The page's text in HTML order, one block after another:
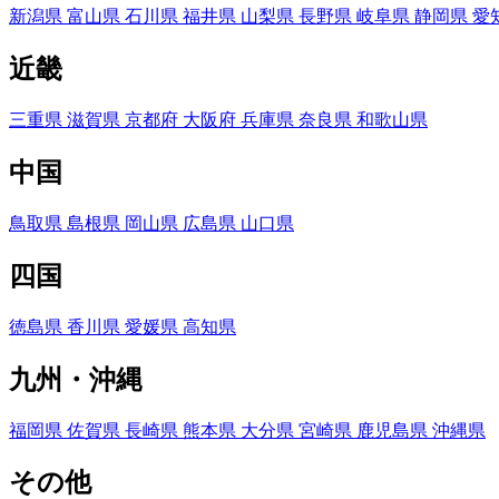
新潟県 富山県 石川県 福井県 山梨県 長野県 岐阜県 静岡県 愛
近畿
三重県 滋賀県 京都府 大阪府 兵庫県 奈良県 和歌山県
中国
鳥取県 島根県 岡山県 広島県 山口県
四国
徳島県 香川県 愛媛県 高知県
九州・沖縄
福岡県 佐賀県 長崎県 熊本県 大分県 宮崎県 鹿児島県 沖縄県
その他